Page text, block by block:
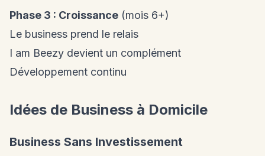
Phase 3 : Croissance (mois 6+)
Le business prend le relais
I am Beezy devient un complément
Développement continu
Idées de Business à Domicile
Business Sans Investissement